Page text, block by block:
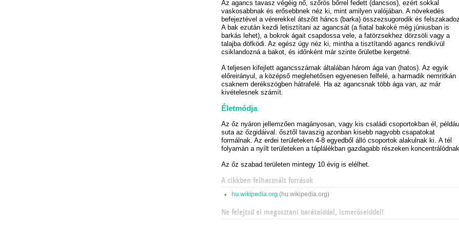
Az agancs tavasz végéig nő, szőrös bőrrel fedett (dancsos), ezért sokkal
vaskosabbnak és erősebbnek néz ki, mint amilyen valójában. A növekedés
befejeztével a vérerekkel átszőtt háncs (barka) összezsugorodik és
A bak ezután kezdi letisztítani az agancsát (a fiatal bakoké még júniusban is
barkás lehet), a bokrok ágait csapdossa vele, a fatörzsekhez dörzsöli vagy a
talajba döfködi. Az egész úgy néz ki, mintha a tisztítandó agancs rendkívül
csiklandozná a bakot, és időnként már szinte őrületbe kergetné.
A teljesen kifejlett agancsszárnak általában három ága van (hatos). Az egyik
előreirányul, a középső meglehetősen egyenesen felfelé, a harmadik nemritkán
csaknem derékszögben hátrafelé. Ha az agancsnak több ága van, az már
kivételesnek számít.
Életmódja
Az őz nyáron jellemzően magányosan, vagy kis családi csoportokban él, például
suta az őzgidáival. ősztől tavaszig azonban kisebb nagyobb csapatokat
formálnak. Az erdei területeken 4-8 egyedből álló csoportok alakulnak ki. A tél
folyamán a nyílt területeken a táplálékban gazdagabb részeken
Az őz szabad területen mintegy 10 évig is elélhet.
A cikkben felhasznált források
hu.wikipedia.org (hu.wikipedia.org)
Ne felejtsd el megosztani barátaiddal, ismerőseiddel!